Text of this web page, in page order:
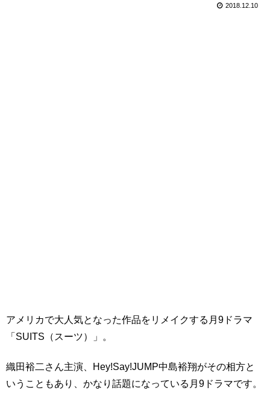
2018.12.10
アメリカで大人気となった作品をリメイクする月9ドラマ
「SUITS（スーツ）」。
織田裕二さん主演、Hey!Say!JUMP中島裕翔がその相方と
いうこともあり、かなり話題になっている月9ドラマです。